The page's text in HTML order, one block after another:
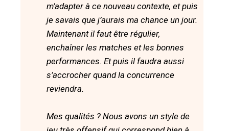
m’adapter à ce nouveau contexte, et puis
je savais que j’aurais ma chance un jour.
Maintenant il faut être régulier,
enchaîner les matches et les bonnes
performances. Et puis il faudra aussi
s’accrocher quand la concurrence
reviendra.
Mes qualités ? Nous avons un style de